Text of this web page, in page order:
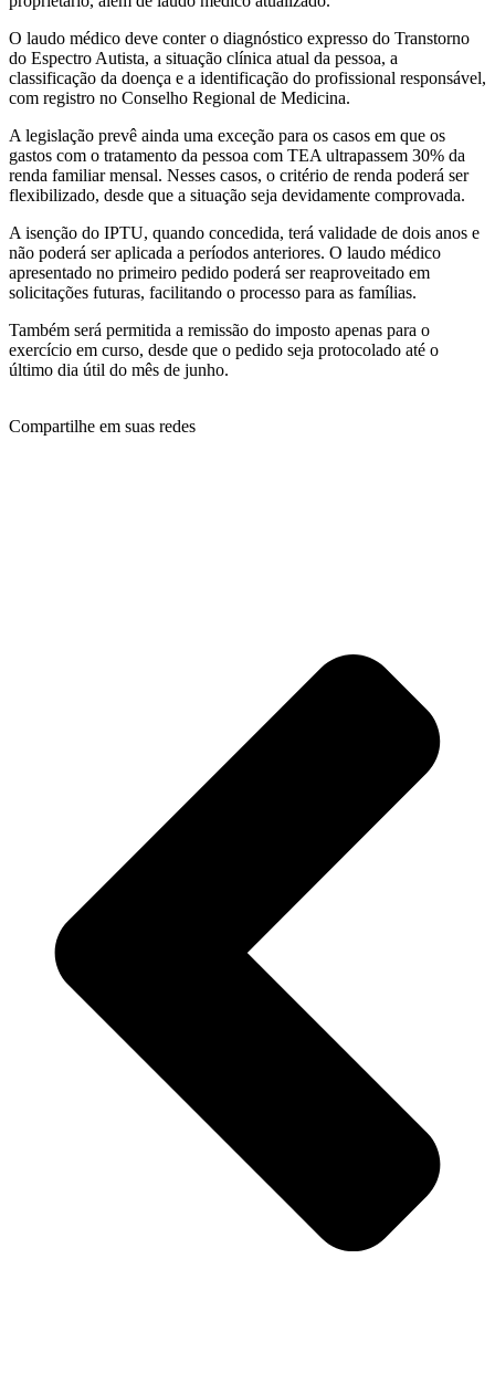
O laudo médico deve conter o diagnóstico expresso do Transtorno
do Espectro Autista, a situação clínica atual da pessoa, a
classificação da doença e a identificação do profissional responsável,
com registro no Conselho Regional de Medicina.
A legislação prevê ainda uma exceção para os casos em que os
gastos com o tratamento da pessoa com TEA ultrapassem 30% da
renda familiar mensal. Nesses casos, o critério de renda poderá ser
flexibilizado, desde que a situação seja devidamente comprovada.
A isenção do IPTU, quando concedida, terá validade de dois anos e
não poderá ser aplicada a períodos anteriores. O laudo médico
apresentado no primeiro pedido poderá ser reaproveitado em
solicitações futuras, facilitando o processo para as famílias.
Também será permitida a remissão do imposto apenas para o
exercício em curso, desde que o pedido seja protocolado até o
último dia útil do mês de junho.
Compartilhe em suas redes